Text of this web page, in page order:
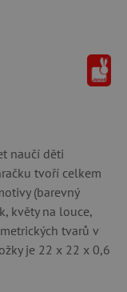
naučí děti
tvoří celkem
(barevný
květy na louce,
tvarů v
je 22 x 22 x 0,6